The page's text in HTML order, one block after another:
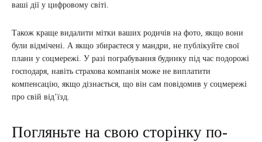
ваші дії у цифровому світі.
Також краще видалити мітки ваших родичів на фото, якщо вони
були відмічені. А якщо збираєтеся у мандри, не публікуйте свої
плани у соцмережі. У разі пограбування будинку під час подорожі
господаря, навіть страхова компанія може не виплатити
компенсацію, якщо дізнається, що він сам повідомив у соцмережі
про свій від’їзд.
Погляньте на свою сторінку по-